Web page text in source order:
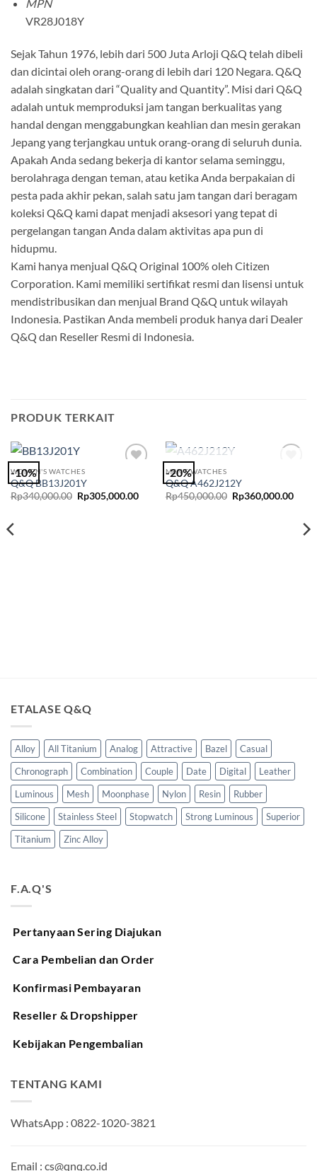
MPN
VR28J018Y
Sejak Tahun 1976, lebih dari 500 Juta Arloji Q&Q telah dibeli
dan dicintai oleh orang-orang di lebih dari 120 Negara. Q&Q
adalah singkatan dari “Quality and Quantity”. Misi dari Q&Q
adalah untuk memproduksi jam tangan berkualitas yang
handal dengan menggabungkan keahlian dan mesin gerakan
Jepang yang terjangkau untuk orang-orang di seluruh dunia.
Apakah Anda sedang bekerja di kantor selama seminggu,
berolahraga dengan teman, atau ketika Anda berpakaian di
pesta pada akhir pekan, salah satu jam tangan dari beragam
koleksi Q&Q kami dapat menjadi aksesori yang tepat di
pergelangan tangan Anda dalam aktivitas apa pun di
hidupmu.
Kami hanya menjual Q&Q Original 100% oleh Citizen
Corporation. Kami memiliki sertifikat resmi dan lisensi untuk
mendistribusikan dan menjual Brand Q&Q untuk wilayah
Indonesia. Pastikan Anda membeli produk hanya dari Dealer
Q&Q dan Reseller Resmi di Indonesia.
PRODUK TERKAIT
-10%
WOMEN'S WATCHES
Q&Q BB13J201Y
Rp340,000.00 Harga
aslinya
Rp305,000.00Harga
-20% STOK HABIS
MEN'S WATCHES
Q&Q A462J212Y
Rp450,000.00 Harga
aslinya
Rp360,000.00
ETALASE Q&Q
Alloy All Titanium Analog Attractive Bazel
Casual
Chronograph
Combination Couple Date Digital
Leather
Luminous
Mesh Moonphase Nylon Resin
Rubber
Silicone
Stainless Steel Stopwatch Strong Luminous
Superior
Titanium
Zinc Alloy
F.A.Q'S
Pertanyaan Sering Diajukan
Cara Pembelian dan Order
Konfirmasi Pembayaran
Reseller & Dropshipper
Kebijakan Pengembalian
TENTANG KAMI
WhatsApp : 0822-1020-3821
Email : cs@qnq.co.id